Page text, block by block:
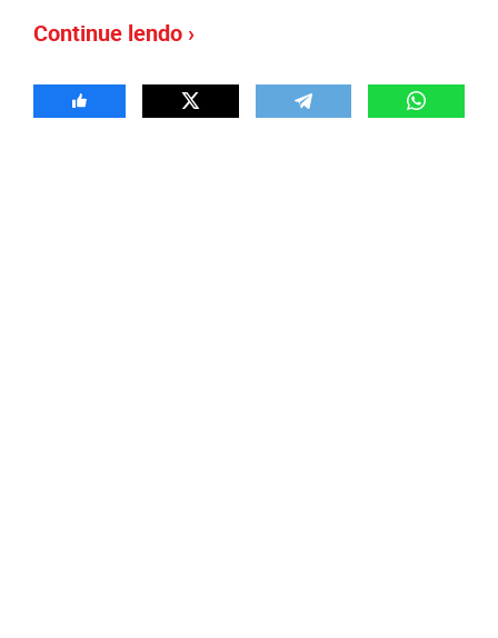
Continue lendo ›